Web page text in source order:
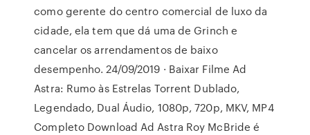
como gerente do centro comercial de luxo da
cidade, ela tem que dá uma de Grinch e
cancelar os arrendamentos de baixo
desempenho. 24/09/2019 · Baixar Filme Ad
Astra: Rumo às Estrelas Torrent Dublado,
Legendado, Dual Áudio, 1080p, 720p, MKV, MP4
Completo Download Ad Astra Roy McBride é